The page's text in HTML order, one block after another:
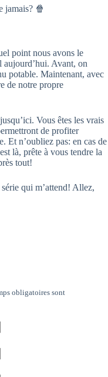
jamais? 🍿
point nous avons le
aujourd’hui. Avant, on
potable. Maintenant, avec
de notre propre
Vous êtes les vrais
de profiter
Et n’oubliez pas: en cas de
là, prête à vous tendre la
tout!
qui m’attend! Allez,
obligatoires sont